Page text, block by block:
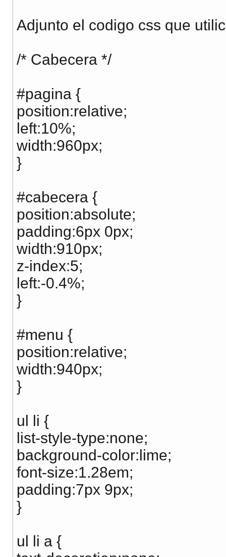
Adjunto el codigo css que
/* Cabecera */
#pagina {
position:relative;
left:10%;
width:960px;
}
#cabecera {
position:absolute;
padding:6px 0px;
width:910px;
z-index:5;
left:-0.4%;
}
#menu {
position:relative;
width:940px;
}
ul li {
list-style-type:none;
background-color:lime;
font-size:1.28em;
padding:7px 9px;
}
ul li a {